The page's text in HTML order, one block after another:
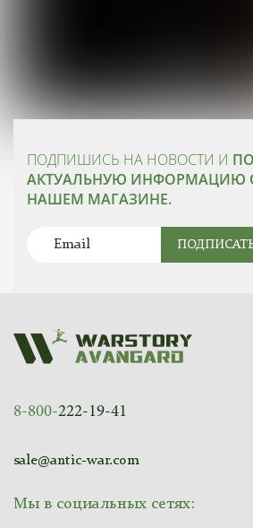
ПОДПИШИСЬ НА НОВОСТИ И
АКТУАЛЬНУЮ ИНФОРМАЦИЮ
НАШЕМ МАГАЗИНЕ.
8-800-222-19-41
sale@antic-war.com
Мы в социальных сетях: